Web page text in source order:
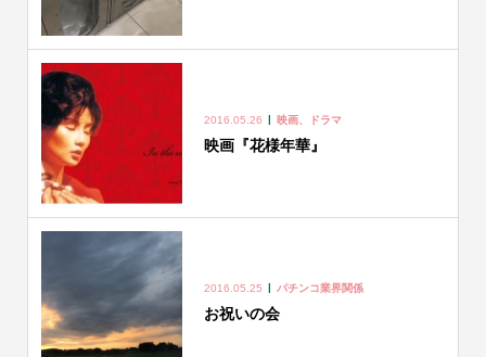
2016.05.26 映画、ドラマ
映画『花様年華』
2016.05.25 パチンコ業界関係
お祝いの会